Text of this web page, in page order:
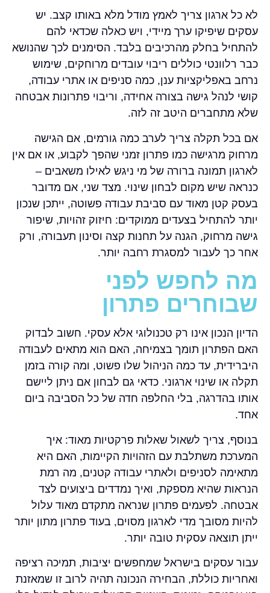
לא כל ארגון צריך לאמץ מודל מלא באותו קצב. יש
עסקים שיפיקו ערך מיידי, ויש כאלה שכדאי להם
להתחיל בחלק מהרכיבים בלבד. הסימנים לכך שהנושא
כבר רלוונטי כוללים ריבוי עובדים מרוחקים, שימוש
נרחב באפליקציות ענן, כמה סניפים או אתרי עבודה,
קושי לנהל גישה בצורה אחידה, וריבוי פתרונות אבטחה
שלא מתחברים היטב זה לזה.
אם בכל תקלה צריך לערב כמה גורמים, אם הגישה
מרחוק מרגישה כמו פתרון זמני שהפך לקבוע, או אם אין
לארגון תמונה ברורה של מי ניגש לאילו משאבים –
כנראה שיש מקום לבחון שינוי. מצד שני, אם מדובר
בעסק קטן מאוד עם סביבת עבודה פשוטה, ייתכן שנכון
יותר להתחיל בצעדים ממוקדים: חיזוק זהויות, שיפור
גישה מרחוק, הגנה על תחנות קצה וסינון תעבורה, ורק
אחר כך לעבור למסגרת רחבה יותר.
מה לחפש לפני
שבוחרים פתרון
הדיון הנכון אינו רק טכנולוגי אלא עסקי. חשוב לבדוק
האם הפתרון תומך בצמיחה, האם הוא מתאים לעבודה
היברידית, עד כמה הניהול שלו פשוט, ומה קורה בזמן
תקלה או שינוי ארגוני. כדאי גם לבחון אם ניתן ליישם
אותו בהדרגה, בלי החלפה חדה של כל הסביבה ביום
אחד.
בנוסף, צריך לשאול שאלות פרקטיות מאוד: איך
המערכת משתלבת עם הזהויות הקיימות, האם היא
מתאימה לסניפים ולאתרי עבודה קטנים, מה רמת
הנראות שהיא מספקת, ואיך נמדדים ביצועים לצד
אבטחה. לפעמים פתרון שנראה מתקדם מאוד עלול
להיות מסובך מדי לארגון מסוים, בעוד פתרון מתון יותר
ייתן תוצאה עסקית טובה יותר.
עבור עסקים בישראל שמחפשים יציבות, תמיכה רציפה
ואחריות כוללת, הבחירה הנכונה תהיה לרוב זו שמאזנת